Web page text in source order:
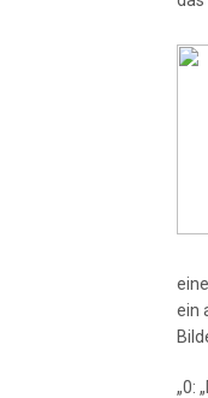
ein
„0: